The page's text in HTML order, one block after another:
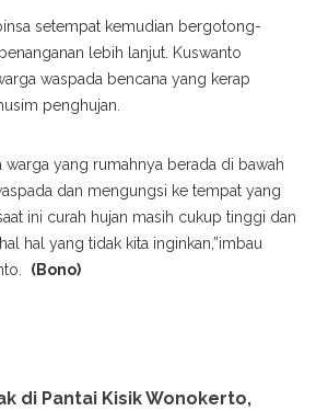
setempat kemudian bergotong-
lebih lanjut. Kuswanto
waspada bencana yang kerap
penghujan.
warga yang rumahnya berada di bawah
dan mengungsi ke tempat yang
ini curah hujan masih cukup tinggi dan
hal yang tidak kita inginkan,”imbau
(Bono)
di Pantai Kisik Wonokerto,